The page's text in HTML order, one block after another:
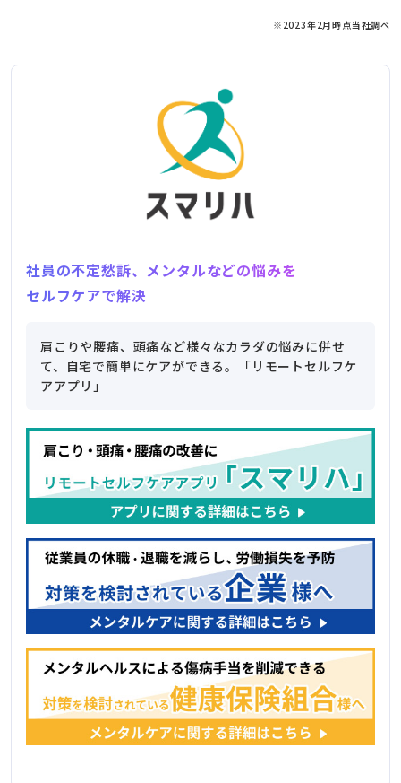
※2023年2月時点当社調べ
社員の不定愁訴、メンタルなどの悩みを
セルフケアで解決
肩こりや腰痛、頭痛など様々なカラダの悩みに併せ
て、自宅で簡単にケアができる。「リモートセルフケ
アアプリ」